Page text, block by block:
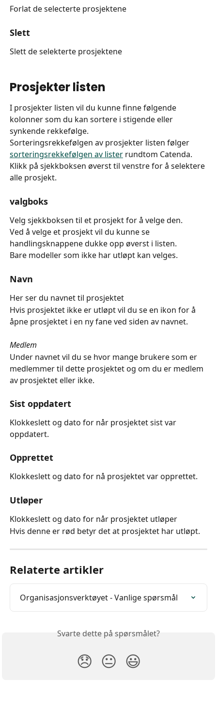
Forlat de selecterte prosjektene
Slett
Slett de selekterte prosjektene
Prosjekter listen
I prosjekter listen vil du kunne finne følgende
kolonner som du kan sortere i stigende eller
synkende rekkefølge.
Sorteringsrekkefølgen av prosjekter listen følger
sorteringsrekkefølgen av lister rundtom Catenda.
Klikk på sjekkboksen øverst til venstre for å selektere
alle prosjekt.
valgboks
Velg sjekkboksen til et prosjekt for å velge den.
Ved å velge et prosjekt vil du kunne se
handlingsknappene dukke opp øverst i listen.
Bare modeller som ikke har utløpt kan velges.
Navn
Her ser du navnet til prosjektet
Hvis prosjektet ikke er utløpt vil du se en ikon for å
åpne prosjektet i en ny fane ved siden av navnet.
Medlem
Under navnet vil du se hvor mange brukere som er
medlemmer til dette prosjektet og om du er medlem
av prosjektet eller ikke.
Sist oppdatert
Klokkeslett og dato for når prosjektet sist var
oppdatert.
Opprettet
Klokkeslett og dato for nå prosjektet var opprettet.
Utløper
Klokkeslett og dato for når prosjektet utløper
Hvis denne er rød betyr det at prosjektet har utløpt.
Relaterte artikler
Organisasjonsverktøyet - Vanlige spørsmål
Svarte dette på spørsmålet?
😞 😐 😃